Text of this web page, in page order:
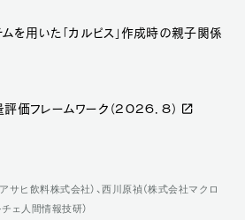
ムを用いた「カルピス」作成時の親子関係
フレームワーク（２０２６．８）
サヒ飲料株式会社）、⻄川原禎（株式会社マクロ
ェ⼈間情報技研）